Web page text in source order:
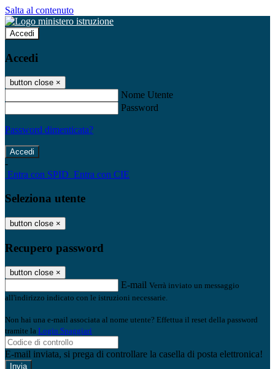
Salta al contenuto
Accedi
Accedi
button close ×
Nome Utente
Password
Password dimenticata?
-
Entra con SPID Entra con CIE
Seleziona utente
button close ×
Recupero password
button close ×
E-mail Verrà inviato un messaggio
all'indirizzo indicato con le istruzioni necessarie.
Non hai una e-mail associata al nome utente? Effettua il reset della password
tramite la Login Spaggiari
E-mail inviata, si prega di controllare la casella di posta elettronica!